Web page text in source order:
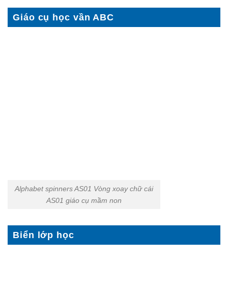
Giáo cụ học vần ABC
Alphabet spinners AS01 Vòng xoay chữ cái
AS01 giáo cụ mầm non
Biển lớp học